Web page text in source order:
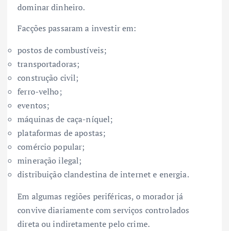
dominar dinheiro.
Facções passaram a investir em:
postos de combustíveis;
transportadoras;
construção civil;
ferro-velho;
eventos;
máquinas de caça-níquel;
plataformas de apostas;
comércio popular;
mineração ilegal;
distribuição clandestina de internet e energia.
Em algumas regiões periféricas, o morador já
convive diariamente com serviços controlados
direta ou indiretamente pelo crime.